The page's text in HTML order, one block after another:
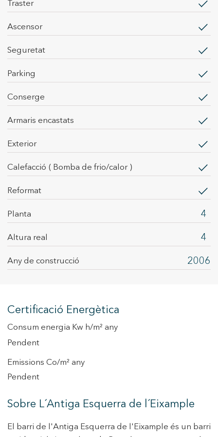
traster
ascensor
seguretat
parking
conserge
armaris encastats
exterior
calefacció ( Bomba de frio/calor )
Reformat
Planta 4
Altura real 4
Any de construcció 2006
Certificació Energètica
Consum energia Kw h/m² any
Pendent
Emissions Co/m² any
Pendent
Sobre L´Antiga Esquerra de l´Eixample
El barri de l'Antiga Esquerra de l'Eixample és un barri
Marketing i publicitat
Aquestes cookies són utilitzades per emmagatzemar
de l'usuari a través de l'observació continuada dels seus
hàbits de navegació. Gràcies a elles, podem conèixer els
relacionada amb el perfil de navegació de l'usuari.